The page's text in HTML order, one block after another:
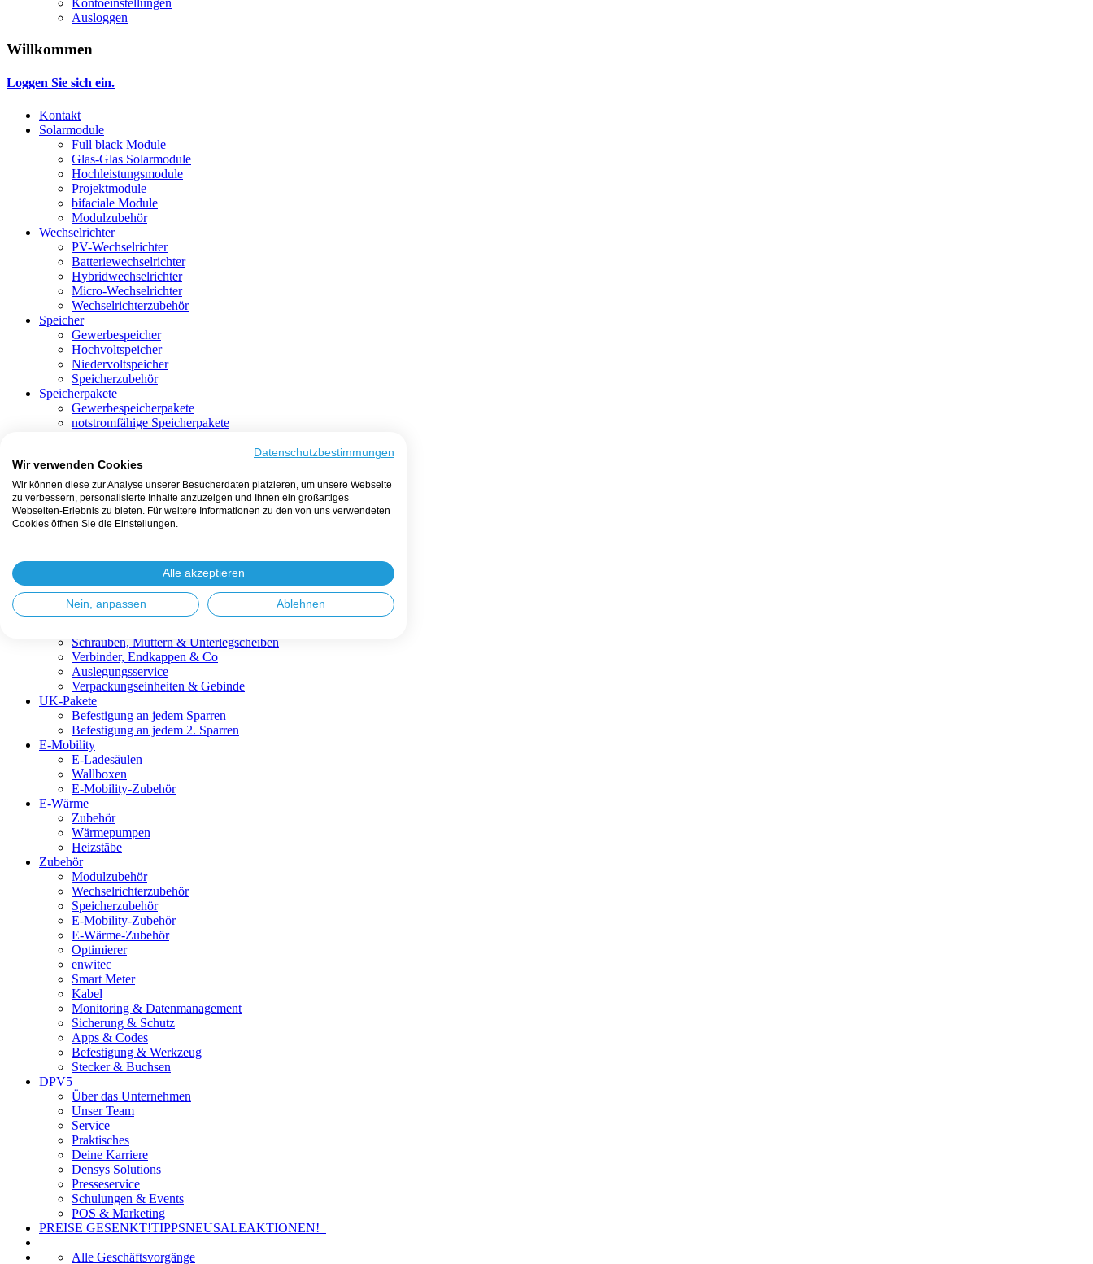
Kontoeinstellungen
Ausloggen
Willkommen
Loggen Sie sich ein.
Kontakt
Solarmodule
Full black Module
Glas-Glas Solarmodule
Hochleistungsmodule
Projektmodule
bifaciale Module
Modulzubehör
Wechselrichter
PV-Wechselrichter
Batteriewechselrichter
Hybridwechselrichter
Micro-Wechselrichter
Wechselrichterzubehör
Speicher
Gewerbespeicher
Hochvoltspeicher
Niedervoltspeicher
Speicherzubehör
Speicherpakete
Gewerbespeicherpakete
notstromfähige Speicherpakete
mit Hochvoltspeicher
HEMS-fähige Speicherpakete
mit Niedervoltspeicher
Unterkonstruktion
Aufständerung
Fassadenlösungen
Kabelmanagement
Metalldachplatten
Modulklemmen
Schrauben, Muttern & Unterlegscheiben
Verbinder, Endkappen & Co
Auslegungsservice
Verpackungseinheiten & Gebinde
UK-Pakete
Befestigung an jedem Sparren
Befestigung an jedem 2. Sparren
E-Mobility
E-Ladesäulen
Wallboxen
E-Mobility-Zubehör
E-Wärme
Zubehör
Wärmepumpen
Heizstäbe
Zubehör
Modulzubehör
Wechselrichterzubehör
Speicherzubehör
E-Mobility-Zubehör
E-Wärme-Zubehör
Optimierer
enwitec
Smart Meter
Kabel
Monitoring & Datenmanagement
Sicherung & Schutz
Apps & Codes
Befestigung & Werkzeug
Stecker & Buchsen
DPV5
Über das Unternehmen
Unser Team
Service
Praktisches
Deine Karriere
Densys Solutions
Presseservice
Schulungen & Events
POS & Marketing
PREISE GESENKT!TIPPSNEUSALEAKTIONEN!
Alle Geschäftsvorgänge
Datenschutzbestimmungen
Wir verwenden Cookies
Wir können diese zur Analyse unserer Besucherdaten platzieren, um unsere Webseite
zu verbessern, personalisierte Inhalte anzuzeigen und Ihnen ein großartiges
Webseiten-Erlebnis zu bieten. Für weitere Informationen zu den von uns verwendeten
Cookies öffnen Sie die Einstellungen.
Alle akzeptieren
Nein, anpassen Ablehnen